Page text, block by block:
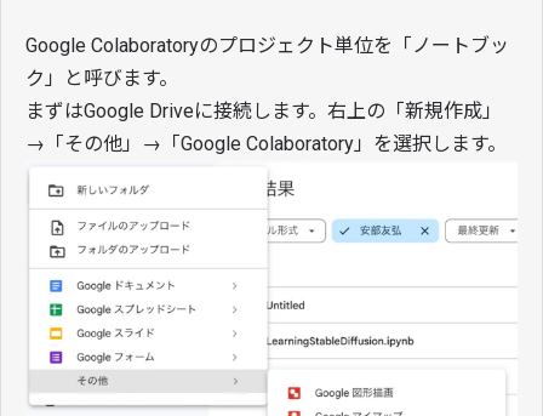
Google Colaboratoryのプロジェクト単位を「ノートブッ
ク」と呼びます。
まずはGoogle Driveに接続します。右上の「新規作成」
→「その他」→「Google Colaboratory」を選択します。